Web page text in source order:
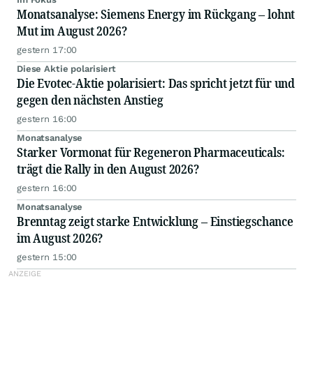
Monatsanalyse: Siemens Energy im Rückgang – lohnt
Mut im August 2026?
gestern 17:00
Diese Aktie polarisiert
Die Evotec-Aktie polarisiert: Das spricht jetzt für und
gegen den nächsten Anstieg
gestern 16:00
Monatsanalyse
Starker Vormonat für Regeneron Pharmaceuticals:
trägt die Rally in den August 2026?
gestern 16:00
Monatsanalyse
Brenntag zeigt starke Entwicklung – Einstiegschance
im August 2026?
gestern 15:00